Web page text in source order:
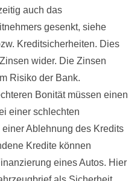
auch das
gesenkt, siehe
Kreditsicherheiten. Dies
wider. Die Zinsen
Risiko der Bank.
Bonität müssen einen
einer schlechten
Ablehnung des Kredits
Kredite können
eines Autos. Hier